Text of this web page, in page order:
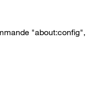
"about:config",